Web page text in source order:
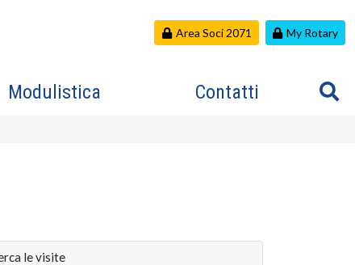
Area Soci 2071 My Rotary
Modulistica Contatti
le visite